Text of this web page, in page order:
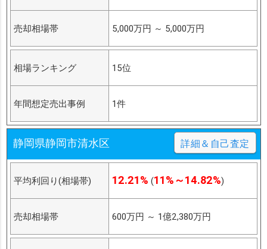
売却相場帯 5,000万円 ～ 5,000万円
相場ランキング 15位
年間想定売出事例 1件
静岡県静岡市清水区 詳細＆自己査定
平均利回り(相場帯) 12.21% (11%～14.82%)
売却相場帯 600万円 ～ 1億2,380万円